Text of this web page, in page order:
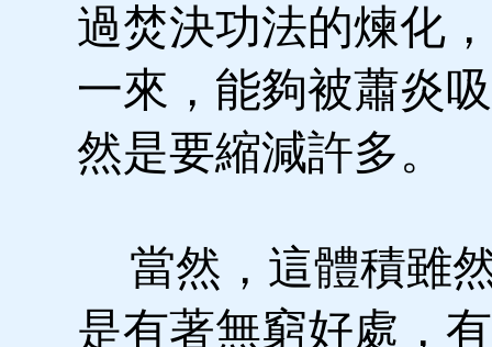
過焚決功法的煉化
一來，能夠被蕭炎
然是要縮減許多。
當然，這體積雖
是有著無窮好處，